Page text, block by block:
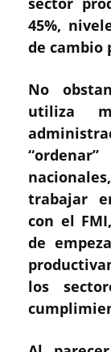
45%,
de cambio
No
utiliza
trabajar
con el
de
los